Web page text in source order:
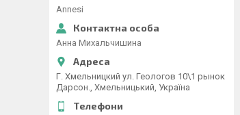
Annesi
Анна Михальчишина
Г. Хмельницкий ул. Геологов 10\1 рынок
Дарсон., Хмельницький, Україна